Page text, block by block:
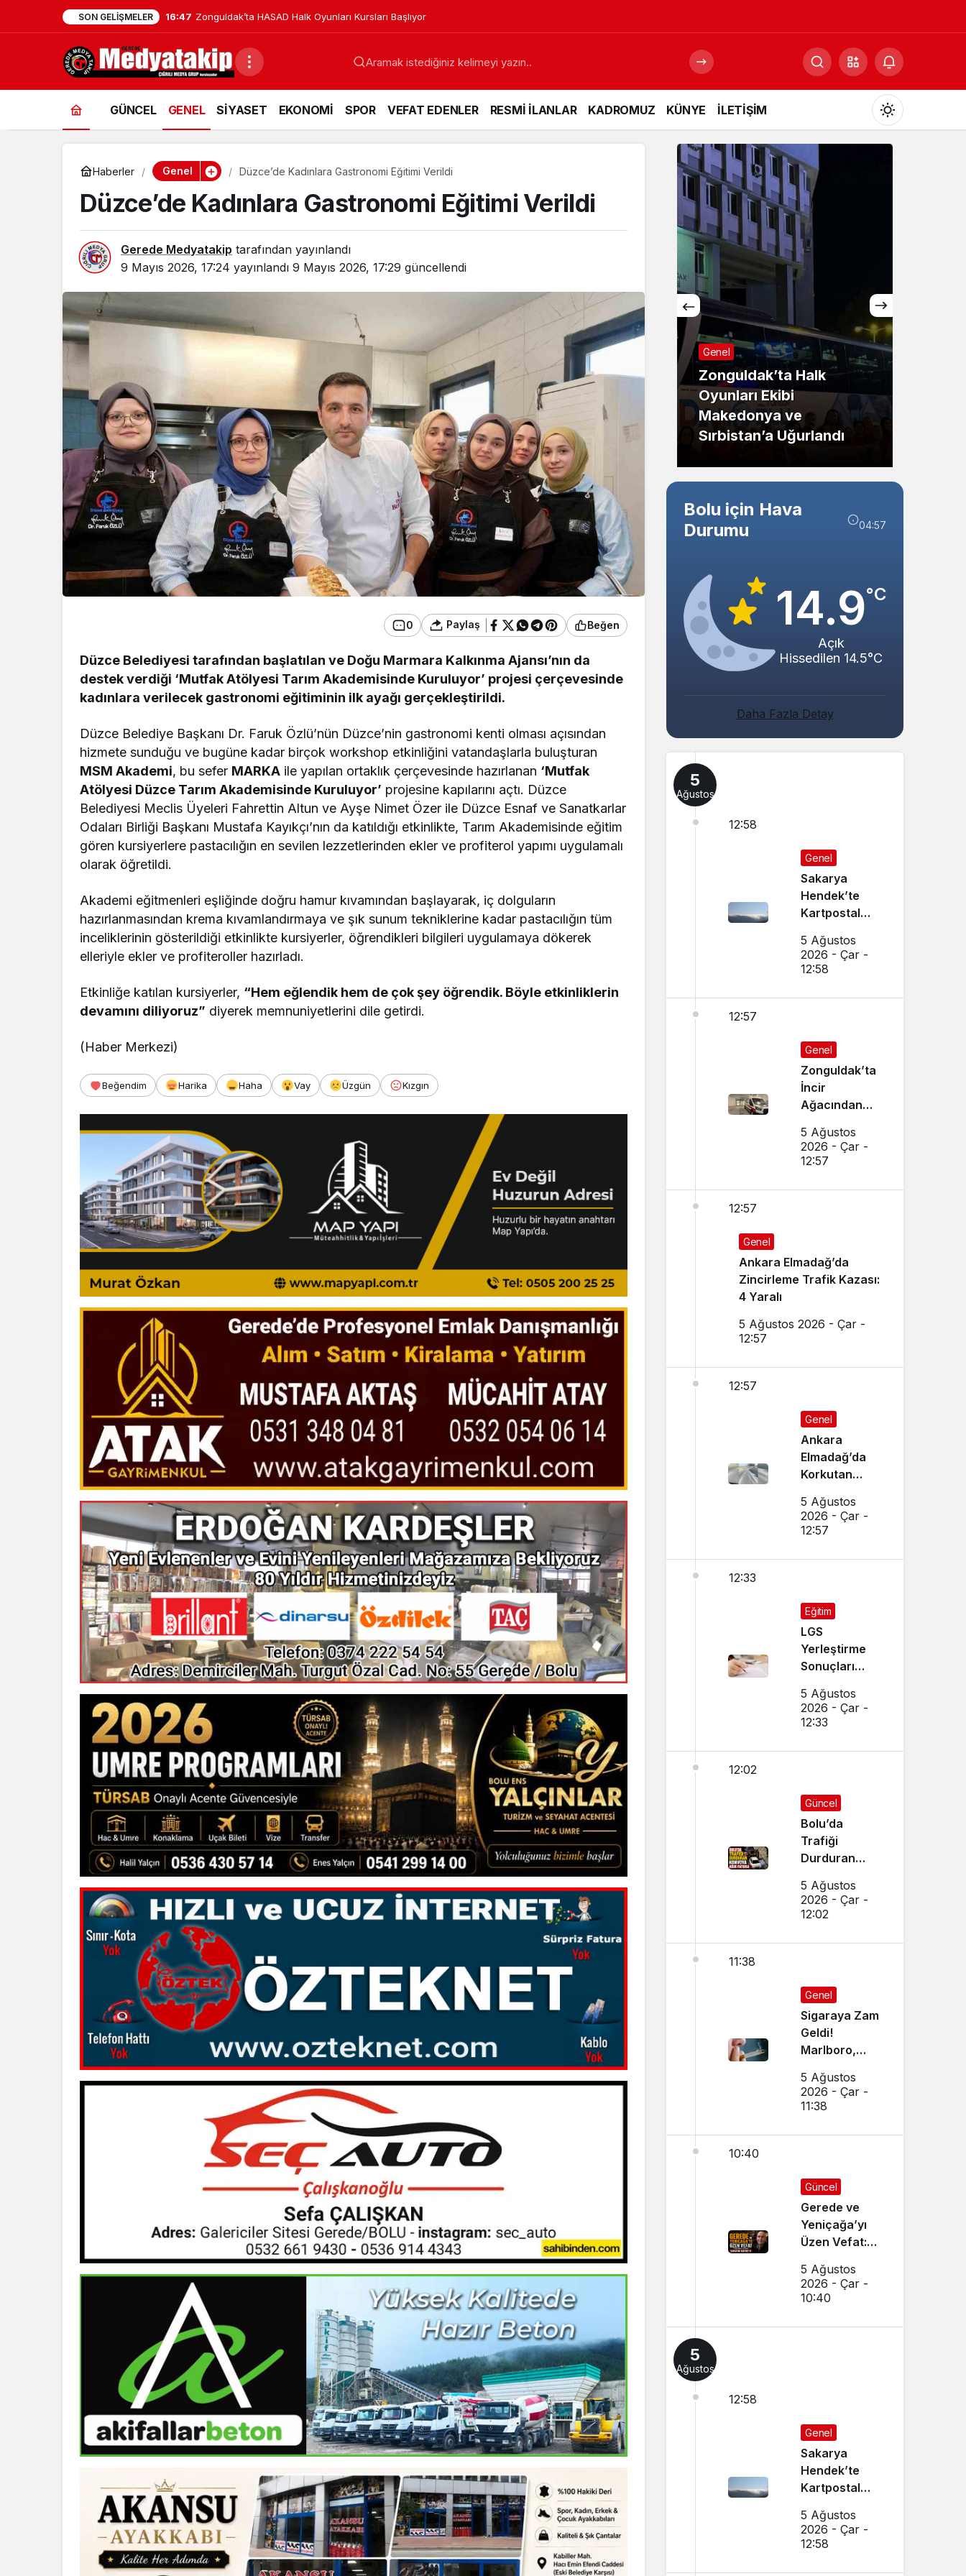
SON GELIŞMELER 16:47 Zonguldak’ta HASAD Halk Oyunları Kursları Başlıyor
GÜNCEL GENEL SİYASET EKONOMİ SPOR VEFAT EDENLER RESMİ İLANLAR KADROMUZ KÜNYE İLETİŞİM
Mod
değiştir
Gündüz Modu
Gündüz modunu seçin.
Gece Modu
Gece modunu seçin.
Sistem Modu
Sistem modunu seçin.
Haberler Genel Düzce’de Kadınlara Gastronomi Eğitimi Verildi
Düzce’de Kadınlara Gastronomi Eğitimi Verildi
Gerede Medyatakip tarafından yayınlandı
9 Mayıs 2026, 17:24 yayınlandı 9 Mayıs 2026, 17:29 güncellendi
0 Paylaş Beğen
Düzce Belediyesi tarafından başlatılan ve Doğu Marmara Kalkınma Ajansı’nın da
destek verdiği ‘Mutfak Atölyesi Tarım Akademisinde Kuruluyor’ projesi çerçevesinde
kadınlara verilecek gastronomi eğitiminin ilk ayağı gerçekleştirildi.
Düzce Belediye Başkanı Dr. Faruk Özlü’nün Düzce’nin gastronomi kenti olması açısından
hizmete sunduğu ve bugüne kadar birçok workshop etkinliğini vatandaşlarla buluşturan
MSM Akademi, bu sefer MARKA ile yapılan ortaklık çerçevesinde hazırlanan ‘Mutfak
Atölyesi Düzce Tarım Akademisinde Kuruluyor’ projesine kapılarını açtı. Düzce
Belediyesi Meclis Üyeleri Fahrettin Altun ve Ayşe Nimet Özer ile Düzce Esnaf ve Sanatkarlar
Odaları Birliği Başkanı Mustafa Kayıkçı’nın da katıldığı etkinlikte, Tarım Akademisinde eğitim
gören kursiyerlere pastacılığın en sevilen lezzetlerinden ekler ve profiterol yapımı uygulamalı
olarak öğretildi.
Akademi eğitmenleri eşliğinde doğru hamur kıvamından başlayarak, iç dolguların
hazırlanmasından krema kıvamlandırmaya ve şık sunum tekniklerine kadar pastacılığın tüm
inceliklerinin gösterildiği etkinlikte kursiyerler, öğrendikleri bilgileri uygulamaya dökerek
elleriyle ekler ve profiteroller hazırladı.
Etkinliğe katılan kursiyerler, “Hem eğlendik hem de çok şey öğrendik. Böyle etkinliklerin
devamını diliyoruz” diyerek memnuniyetlerini dile getirdi.
(Haber Merkezi)
Beğendim Harika Haha Vay Üzgün Kızgın
Gerede’nin İlçe Sağlık
Müdürü Değişti: Yeni
Müdür Göreve Başladı
Genel
Zonguldak’ta HASAD
Halk Oyunları Kursları
Başlıyor
Genel
Zonguldak’ta Halk
Oyunları Ekibi
Makedonya ve
Sırbistan’a Uğurlandı
Bolu için Hava
Durumu
04:57
14.9°C
Açık
Hissedilen 14.5°C
Daha Fazla Detay
5
Ağustos
12:58
Genel
Sakarya
Hendek’te
Kartpostal
Büyüledi
5 Ağustos
2026 - Çar -
12:58
12:57
Genel
Zonguldak’ta
İncir
Ağacından
Ağır
Yaralandı
5 Ağustos
2026 - Çar -
12:57
12:57
Genel
Ankara Elmadağ’da
Zincirleme Trafik Kazası:
4 Yaralı
5 Ağustos 2026 - Çar -
12:57
12:57
Genel
Ankara
Elmadağ’da
Korkutan
Yangını
5 Ağustos
2026 - Çar -
12:57
12:33
Eğitim
LGS
Yerleştirme
Sonuçları
Sonuçlar
Nereden
Nakil
5 Ağustos
2026 - Çar -
12:33
12:02
Güncel
Bolu’da
Trafiği
Durduran
Fatura
5 Ağustos
2026 - Çar -
12:02
11:38
Genel
Sigaraya Zam
Geldi!
Marlboro,
Winston,
Camel JTI
Zamlandı mı?
Güncel Sigara
Fiyatları
5 Ağustos
2026 - Çar -
11:38
10:40
Güncel
Gerede ve
Yeniçağa’yı
Üzen Vefat:
Esnaf
Hayatını
5 Ağustos
2026 - Çar -
10:40
5
Ağustos
12:58
Genel
Sakarya
Hendek’te
Kartpostal
Büyüledi
5 Ağustos
2026 - Çar -
12:58